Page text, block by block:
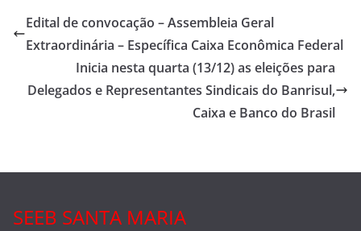
e
b
o
er e
Edital de convocação – Assembleia Geral
Extraordinária – Específica Caixa Econômica Federal
Inicia nesta quarta (13/12) as eleições para
Delegados e Representantes Sindicais do Banrisul,
Caixa e Banco do Brasil
SEEB SANTA MARIA